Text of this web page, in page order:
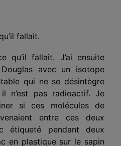
fallait.
qu’il fallait. J’ai ensuite
avec un isotope
qui ne se désintègre
n’est pas radioactif. Je
si ces molécules de
entre ces deux
étiqueté pendant deux
en plastique sur le sapin